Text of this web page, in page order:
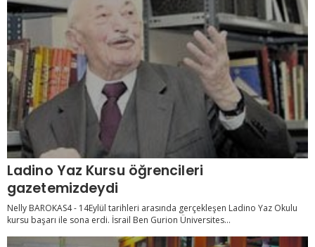
Ladino Yaz Kursu öğrencileri
gazetemizdeydi
Nelly BAROKAS4 - 14Eylül tarihleri arasında gerçekleşen Ladino Yaz Okulu
kursu başarı ile sona erdi. İsrail Ben Gurion Üniversites...